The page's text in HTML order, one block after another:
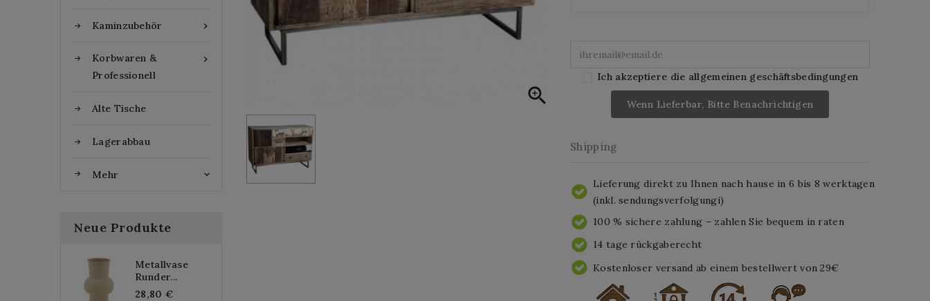

Kaminzubehör

Korbwaren &
Professionell
Alte Tische
Lagerabbau
Mehr 
Neue Produkte
Metallvase
Runder...
28,80 €

Ich akzeptiere die allgemeinen geschäftsbedingungen
Wenn Lieferbar, Bitte Benachrichtigen
Shipping
Lieferung direkt zu Ihnen nach hause in 6 bis 8 werktagen
(inkl. sendungsverfolgungi)
100 % sichere zahlung – zahlen Sie bequem in raten
14 tage rückgaberecht
Kostenloser versand ab einem bestellwert von 29€